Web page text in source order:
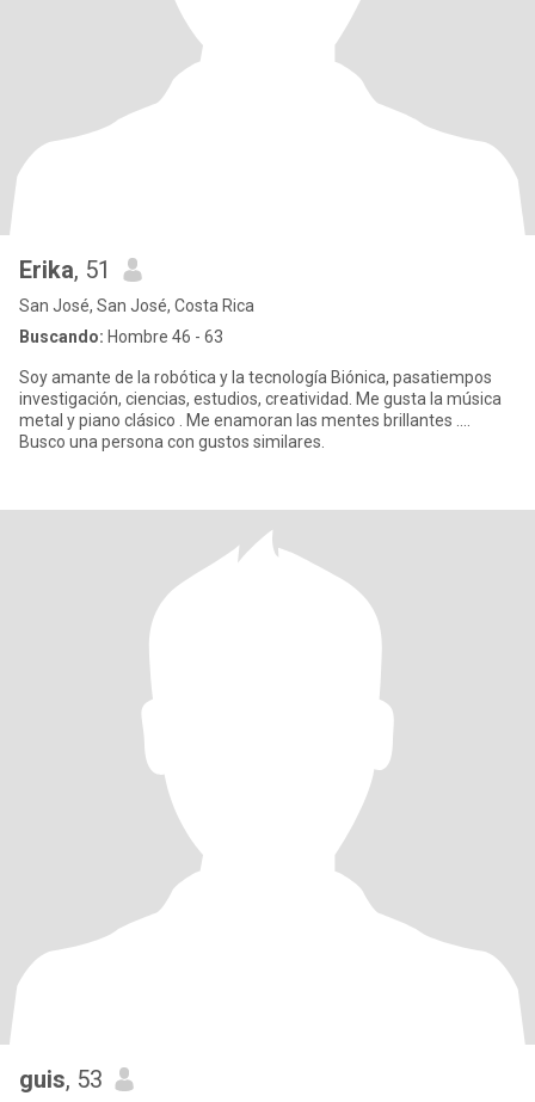
Erika, 51
San José, San José, Costa Rica
Buscando: Hombre 46 - 63
Soy amante de la robótica y la tecnología Biónica, pasatiempos
investigación, ciencias, estudios, creatividad. Me gusta la música
metal y piano clásico . Me enamoran las mentes brillantes ....
Busco una persona con gustos similares.
guis, 53